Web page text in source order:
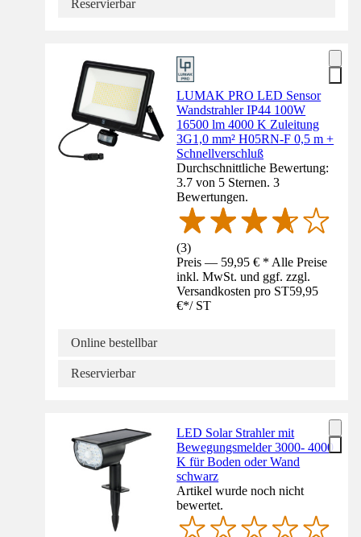
Reservierbar
LUMAK PRO LED Sensor
Wandstrahler IP44 100W
16500 lm 4000 K Zuleitung
3G1,0 mm² H05RN-F 0,5 m +
Schnellverschluß
Durchschnittliche Bewertung:
3.7 von 5 Sternen. 3
Bewertungen.
(3)
Preis — 59,95 € * Alle Preise
inkl. MwSt. und ggf. zzgl.
Versandkosten pro ST59,95
€*/ ST
Online bestellbar
Reservierbar
LED Solar Strahler mit
Bewegungsmelder 3000- 4000
K für Boden oder Wand
schwarz
Artikel wurde noch nicht
bewertet.